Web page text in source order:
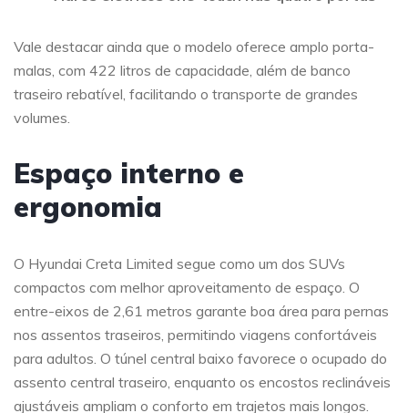
Vale destacar ainda que o modelo oferece amplo porta-
malas, com 422 litros de capacidade, além de banco
traseiro rebatível, facilitando o transporte de grandes
volumes.
Espaço interno e
ergonomia
O Hyundai Creta Limited segue como um dos SUVs
compactos com melhor aproveitamento de espaço. O
entre-eixos de 2,61 metros garante boa área para pernas
nos assentos traseiros, permitindo viagens confortáveis
para adultos. O túnel central baixo favorece o ocupado do
assento central traseiro, enquanto os encostos reclináveis
ajustáveis ampliam o conforto em trajetos mais longos.